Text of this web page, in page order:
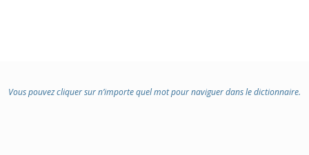
Vous pouvez cliquer sur n’importe quel mot pour naviguer dans le dictionnaire.